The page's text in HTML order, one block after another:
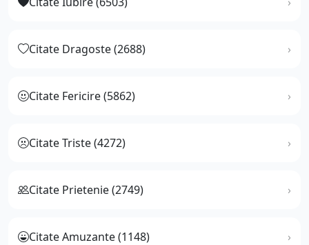
Citate Dragoste (2688)
Citate Fericire (5862)
Citate Triste (4272)
Citate Prietenie (2749)
Citate Amuzante (1148)